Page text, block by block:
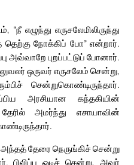
எழுந்து எருசலேமிலிருந்து
தெற்கு நோக்கிப் போ” என்றார்.
அவ்வாறே புறப்பட்டுப் போனார்.
ஒருவர் எருசலேம் சென்று,
சென்றுகொண்டிருந்தார்.
அரசியான கந்தகியின்
அமர்ந்து எசாயாவின்
அந்தத் தேரை நெருங்கிச் சென்று
ஓடிச் சென்று, அவர்